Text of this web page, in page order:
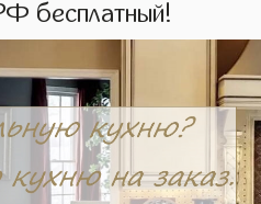
бесплатный!